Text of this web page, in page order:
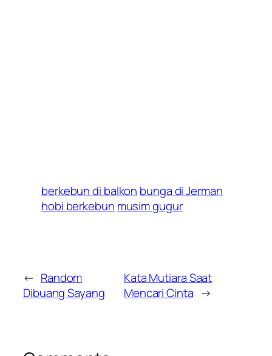
berkebun di balkon bunga di Jerman
hobi berkebun musim gugur
← Random
Dibuang Sayang
Kata Mutiara Saat
Mencari Cinta →